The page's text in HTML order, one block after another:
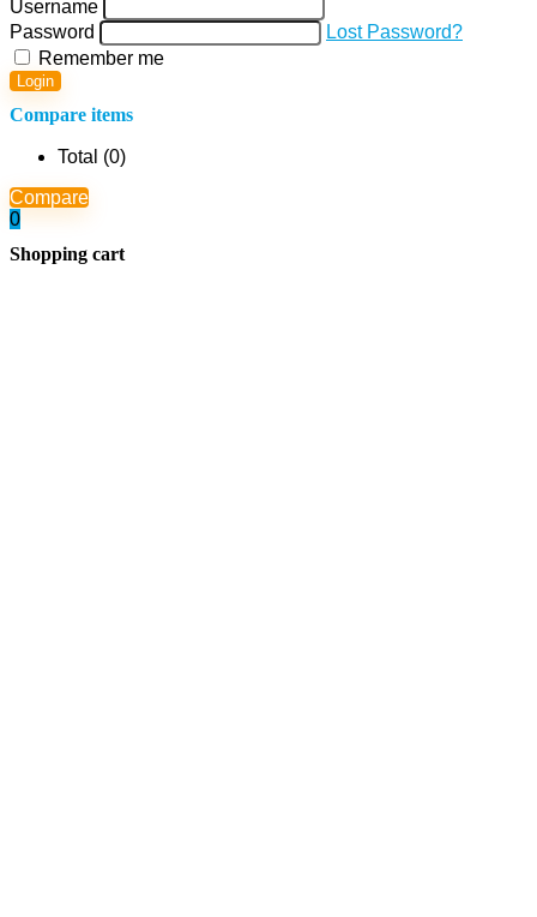
Username
Password
Lost Password?
Remember me
Login
Compare items
Total (0)
Compare
0
Shopping cart